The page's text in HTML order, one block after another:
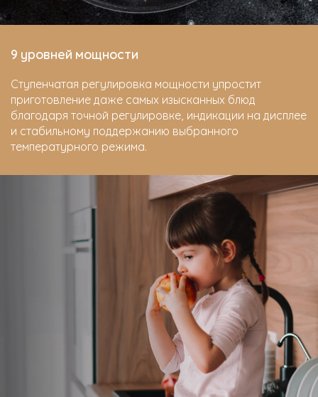
9 уровней мощности
Ступенчатая регулировка мощности упростит
приготовление даже самых изысканных блюд
благодаря точной регулировке, индикации на дисплее
и стабильному поддержанию выбранного
температурного режима.